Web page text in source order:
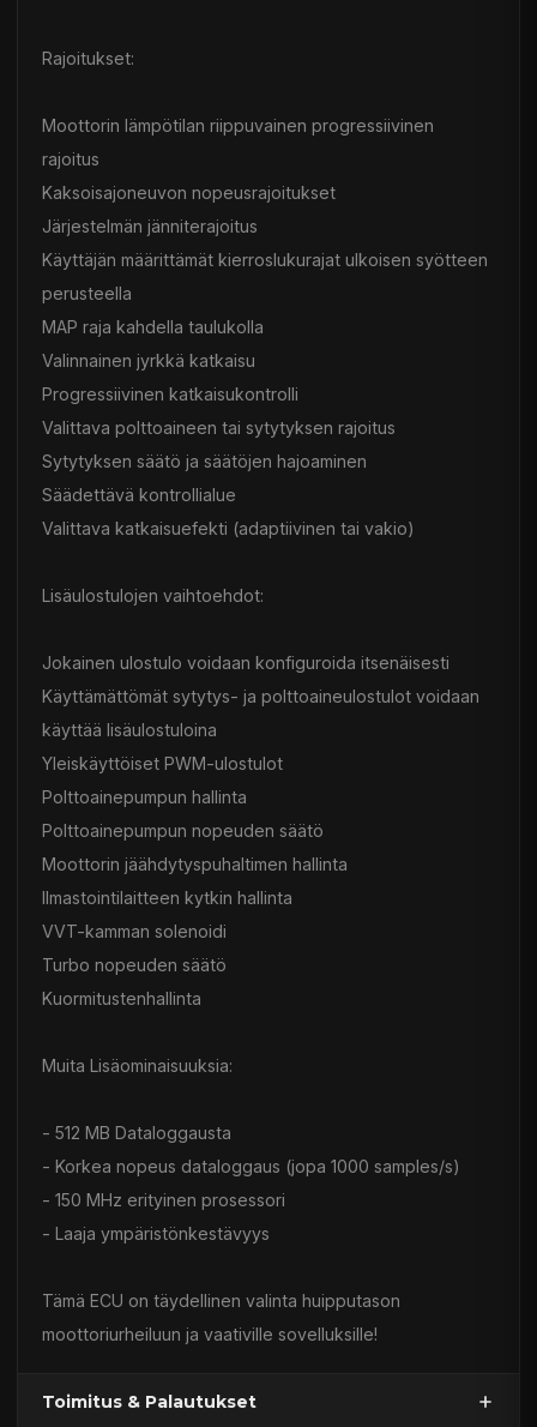
Rajoitukset:
Moottorin lämpötilan riippuvainen progressiivinen
rajoitus
Kaksoisajoneuvon nopeusrajoitukset
Järjestelmän jänniterajoitus
Käyttäjän määrittämät kierroslukurajat ulkoisen syötteen
perusteella
MAP raja kahdella taulukolla
Valinnainen jyrkkä katkaisu
Progressiivinen katkaisukontrolli
Valittava polttoaineen tai sytytyksen rajoitus
Sytytyksen säätö ja säätöjen hajoaminen
Säädettävä kontrollialue
Valittava katkaisuefekti (adaptiivinen tai vakio)
Lisäulostulojen vaihtoehdot:
Jokainen ulostulo voidaan konfiguroida itsenäisesti
Käyttämättömät sytytys- ja polttoaineulostulot voidaan
käyttää lisäulostuloina
Yleiskäyttöiset PWM-ulostulot
Polttoainepumpun hallinta
Polttoainepumpun nopeuden säätö
Moottorin jäähdytyspuhaltimen hallinta
Ilmastointilaitteen kytkin hallinta
VVT-kamman solenoidi
Turbo nopeuden säätö
Kuormitustenhallinta
Muita Lisäominaisuuksia:
- 512 MB Dataloggausta
- Korkea nopeus dataloggaus (jopa 1000 samples/s)
- 150 MHz erityinen prosessori
- Laaja ympäristönkestävyys
Tämä ECU on täydellinen valinta huipputason
moottoriurheiluun ja vaativille sovelluksille!
Toimitus & Palautukset